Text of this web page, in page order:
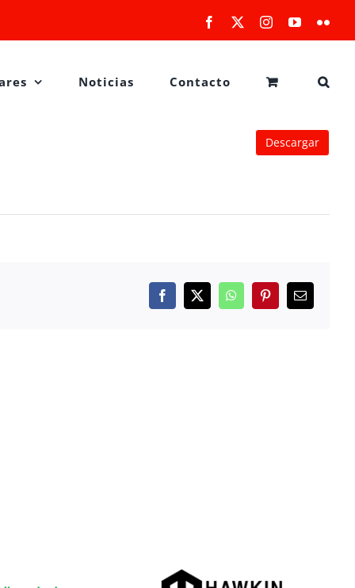
Facebook InstagramYouTube
Noticias Contacto
Descargar
Facebook
X WhatsAppPinterestCorreo
electrónico